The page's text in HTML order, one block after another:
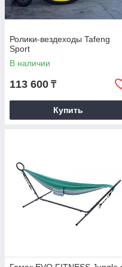
Ролики-вездеходы Tafeng
Sport
В наличии
113 600 ₸
Купить